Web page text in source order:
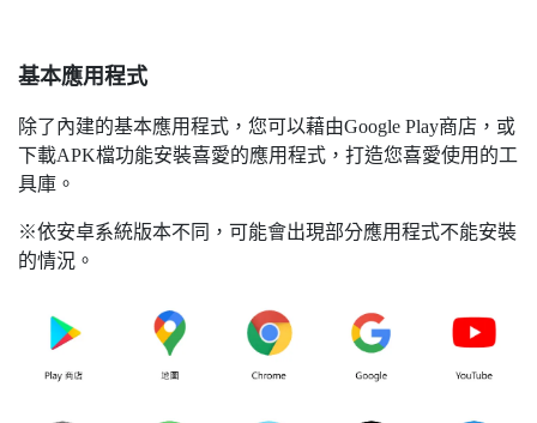
基本應用程式
除了內建的基本應用程式，您可以藉由Google Play商店，或
下載APK檔功能安裝喜愛的應用程式，打造您喜愛使用的工
具庫。
※依安卓系統版本不同，可能會出現部分應用程式不能安裝
的情況。